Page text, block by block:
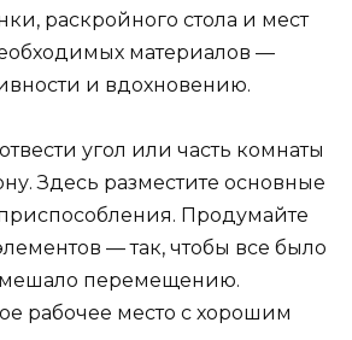
раскройного стола и мест
материалов —
и вдохновению.
угол или часть комнаты
Здесь разместите основные
Продумайте
— так, чтобы все было
перемещению.
рабочее место с хорошим